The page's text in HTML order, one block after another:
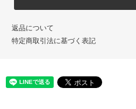
返品について
特定商取引法に基づく表記